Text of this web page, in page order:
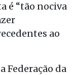
é “tão nociva
ao
Federação da